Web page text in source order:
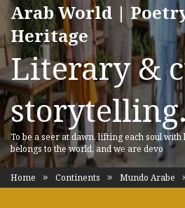
Arab World |
Heritage
Literary &
To be a seer at dawn, lifting each soul
belongs to the world, and we are devo
Home Continents Mundo Arabe